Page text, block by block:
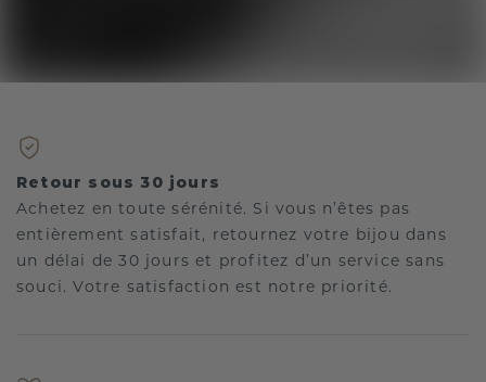
Retour sous 30 jours
Achetez en toute sérénité. Si vous n’êtes pas
entièrement satisfait, retournez votre bijou dans
un délai de 30 jours et profitez d’un service sans
souci. Votre satisfaction est notre priorité.